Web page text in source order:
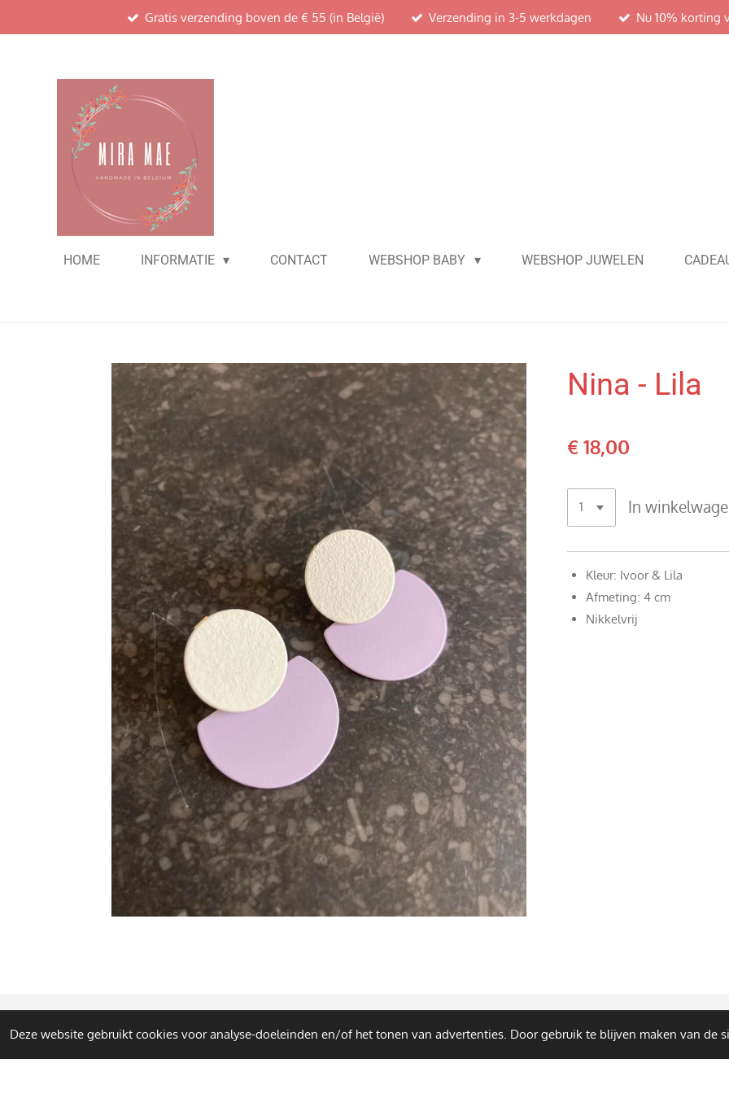
Deze website gebruikt cookies voor analyse-doeleinden en/of het tonen van advertenties. Door gebruik te blijven maken van de
Gratis verzending boven de € 55 (in België) Verzending in 3-5 werkdagen Nu 10% korting
HOME INFORMATIE CONTACT WEBSHOP BABY WEBSHOP JUWELEN
Nina - Lila
€ 18,00
In
Kleur: Ivoor & Lila
Afmeting: 4 cm
Nikkelvrij
© 2023 - 2026 Mira Mae